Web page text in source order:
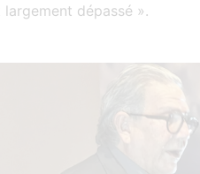
dépassé ».